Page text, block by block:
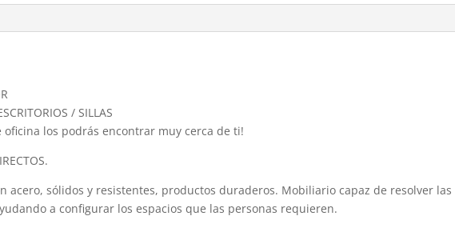
/ SILLAS
oficina los podrás encontrar muy cerca de ti!
acero, sólidos y resistentes, productos duraderos. Mobiliario capaz de resolver las
a configurar los espacios que las personas requieren.